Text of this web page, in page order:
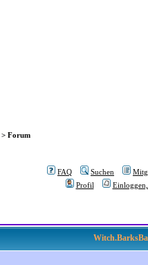
> Forum
FAQ Suchen
Profil